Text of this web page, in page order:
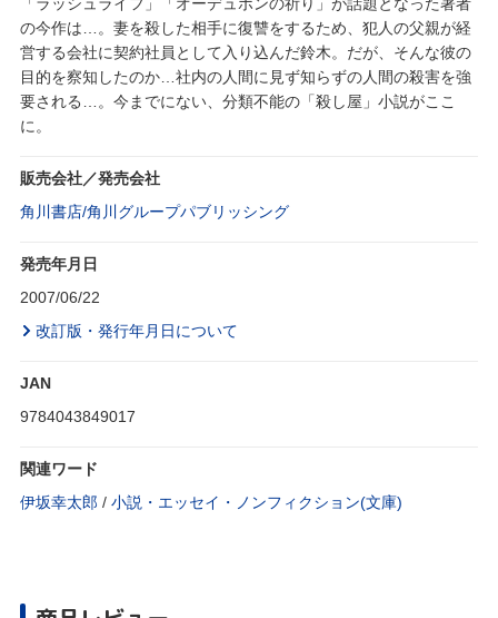
「ラッシュライフ」「オーデュボンの祈り」が話題となった著者
の今作は…。妻を殺した相手に復讐をするため、犯人の父親が経
営する会社に契約社員として入り込んだ鈴木。だが、そんな彼の
目的を察知したのか…社内の人間に見ず知らずの人間の殺害を強
要される…。今までにない、分類不能の「殺し屋」小説がここ
に。
販売会社／発売会社
角川書店/角川グループパブリッシング
発売年月日
2007/06/22
改訂版・発行年月日について
JAN
9784043849017
関連ワード
伊坂幸太郎 / 小説・エッセイ・ノンフィクション(文庫)